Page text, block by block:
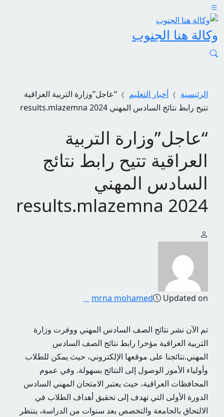
وكالة هنا الجنوب
الرئيسية أخبار التعليم
“عاجل”وزارة التربية العراقية
تتيح رابط نتائج السادس المهني results.mlazemna 2024
“عاجل”وزارة التربية
العراقية تتيح رابط نتائج
السادس المهني
results.mlazemna 2024
mrna mohamed Updated on
تم الآن نشر نتائج الصف السادس المهني ووفرت وزارة
التربية العراقية مؤخرا رابط نتائج الصف السادس
المهني.نتائجنا على موقعها الإلكتروني، حيث يمكن للطلاب
وأولياء الأمور الوصول إلى النتائج بسهولة. وفي عموم
المحافظات العراقية، حيث يعتبر الامتحان المهني السادس
الدورة الأولى التي تهدف إلى تحقيق أهداف الطلاب في
الالتحاق بالجامعة والتخصص بعد سنوات من الدراسة، ينتظر